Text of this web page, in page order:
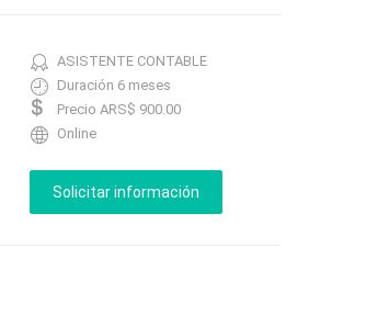
ASISTENTE CONTABLE
Duración 6 meses
Precio ARS$ 900.00
Online